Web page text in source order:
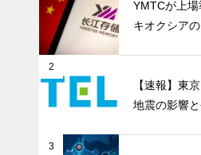
YMTCが上
キオクシア
2
【速報】東
地震の影響
3